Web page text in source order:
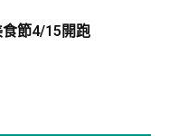
節4/15開跑